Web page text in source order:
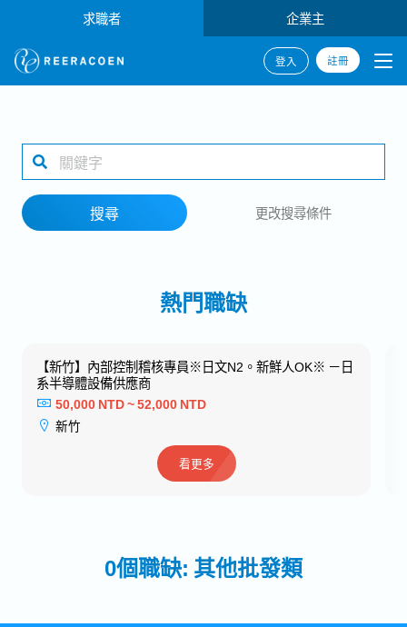
求職者 企業主
登入 註冊
1 selected
搜尋
搜尋 更改搜尋條件
熱門職缺
【新竹】內部控制稽核專員※日文N2。新鮮人OK※ －日
系半導體設備供應商
50,000 NTD ~ 52,000 NTD
新竹
看更多
0個職缺: 其他批發類